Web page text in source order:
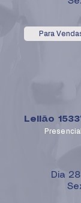
Para
Leilão
Dia